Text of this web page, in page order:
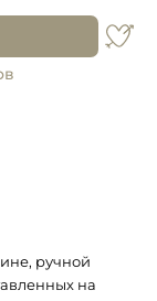
ручной
на